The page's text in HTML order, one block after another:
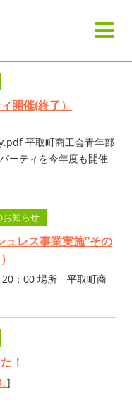
≡
開催(終了）
平取町商工会青年部
ーティを今年度も開催
お知らせ
ュレス事業実施”その
：00 場所 平取町商
！
]